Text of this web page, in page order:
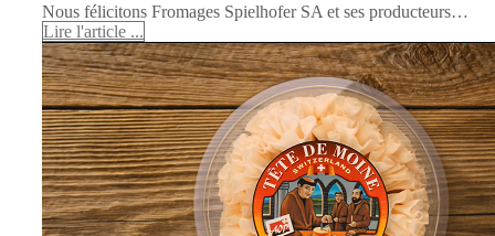
Nous félicitons Fromages Spielhofer SA et ses producteurs…
Lire l'article ...